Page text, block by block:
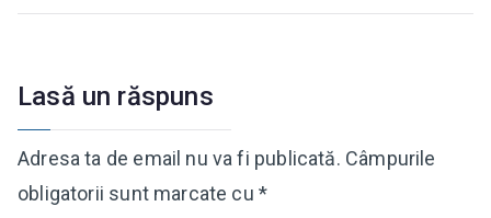
articole
Lasă un răspuns
Adresa ta de email nu va fi publicată. Câmpurile
obligatorii sunt marcate cu*